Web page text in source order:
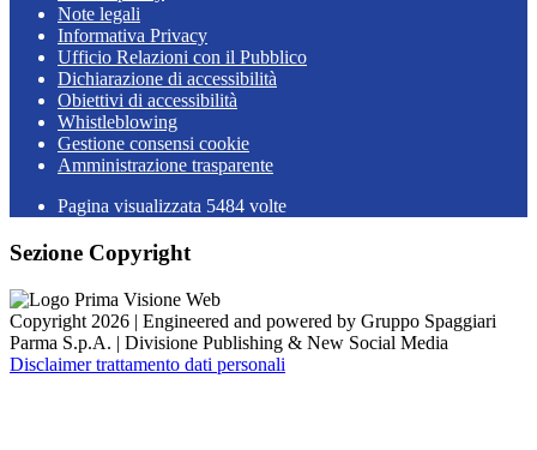
Note legali
Informativa Privacy
Ufficio Relazioni con il Pubblico
Dichiarazione di accessibilità
Obiettivi di accessibilità
Whistleblowing
Gestione consensi cookie
Amministrazione trasparente
Pagina visualizzata 5484 volte
Sezione Copyright
Copyright 2026 | Engineered and powered by Gruppo Spaggiari
Parma S.p.A. | Divisione Publishing & New Social Media
Disclaimer trattamento dati personali